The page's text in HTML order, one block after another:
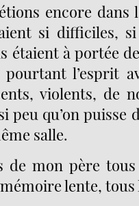
encore dans
si difficiles,
étaient à portée
pourtant l’esprit
violents, de
peu qu’on puisse
salle.
de mon père
lente,